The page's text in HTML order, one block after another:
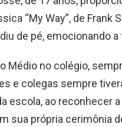
“My Way”, de Frank
de pé, emocionando a
Médio no colégio,
e colegas sempre
escola, ao reconhecer
sua própria cerimônia